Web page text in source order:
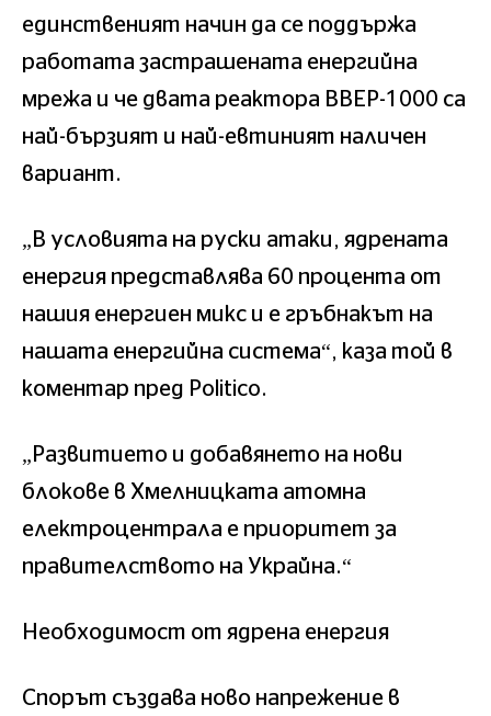
единственият начин да се поддържа
работата застрашената енергийна
мрежа и че двата реактора ВВЕР-1000 са
най-бързият и най-евтиният наличен
вариант.
„В условията на руски атаки, ядрената
енергия представлява 60 процента от
нашия енергиен микс и е гръбнакът на
нашата енергийна система“, каза той в
коментар пред Politico.
„Развитието и добавянето на нови
блокове в Хмелницката атомна
електроцентрала е приоритет за
правителството на Украйна.“
Необходимост от ядрена енергия
Спорът създава ново напрежение в